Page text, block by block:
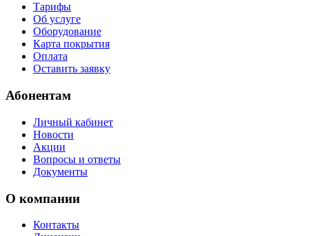
Тарифы
Об услуге
Оборудование
Карта покрытия
Оплата
Оставить заявку
Абонентам
Личный кабинет
Новости
Акции
Вопросы и ответы
Документы
О компании
Контакты